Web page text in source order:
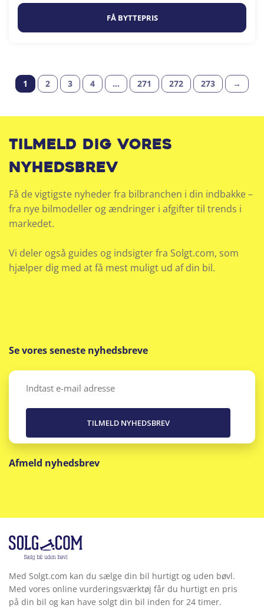
FÅ BYTTEPRIS
1 2 3 4 … 271 272 273 →
Tilmeld dig vores
nyhedsbrev
Få de vigtigste nyheder fra bilbranchen i din indbakke –
fra nye bilmodeller og ændringer i afgifter til trends i
markedet.
Vi deler også guides og indsigter fra Solgt.com, som
hjælper dig med at få mest muligt ud af din bil.
Se vores seneste nyhedsbreve
Email
Afmeld nyhedsbrev
Med Solgt.com kan du sælge din bil hurtigt og uden bøvl.
Med vores online vurderingsværktøj får du hurtigt en pris
på din bil og kan have solgt din bil inden for 24 timer.